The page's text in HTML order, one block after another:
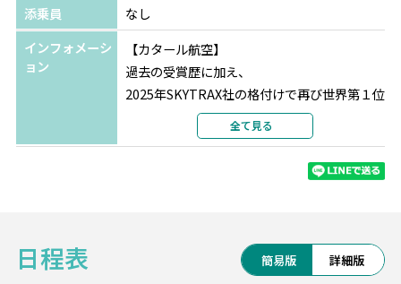
利用形態
部屋カテゴリ
指定なし
添乗員
なし
インフォメーシ
ョン
【カタール航空】
過去の受賞歴に加え、
2025年SKYTRAX社の格付けで再び世界第１位
に輝いたカタール航空。
最新鋭の機材、最高の機内サービス、一流シ
最先端のエンターテインメントをお楽しみく
《ウィーン/Vienna》━━・・
オーストリアの首都であり、ウィーン・フィ
全て見る
日程表 簡易版 詳細版